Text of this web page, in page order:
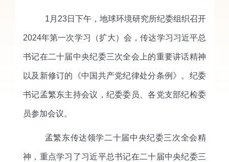
1月23日下午，地球环境研究所纪委组织召开
2024年第一次学习（扩大）会，传达学习习近平总
书记在二十届中央纪委三次全会上的重要讲话精神
以及新修订的《中国共产党纪律处分条例》。纪委
书记孟繁东主持会议，纪委委员、各党支部纪检委
员参加会议。
孟繁东传达领学二十届中央纪委三次全会精
神，重点学习了习近平总书记在二十届中央纪委三